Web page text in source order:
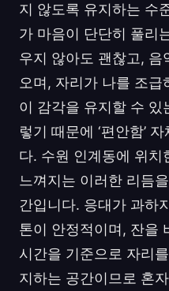
지 않도록 유지하는 수
가 마음이 단단히 풀리
우지 않아도 괜찮고,
오며, 자리가 나를 조
이 감각을 유지할 수 있
렇기 때문에 ‘편안함’
다. 수원 인계동에 위치
느껴지는 이러한 리듬
간입니다. 응대가 과하
톤이 안정적이며, 잔을
시간을 기준으로 자리
지하는 공간이므로 혼